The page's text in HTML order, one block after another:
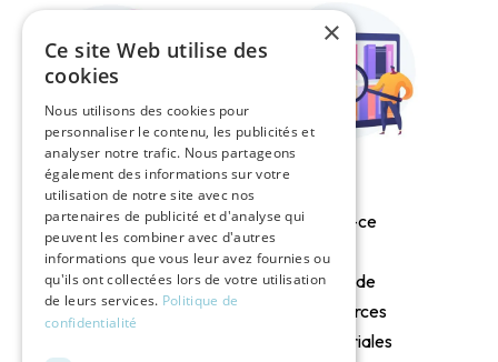
Solutions de
soutien
psychologique
pour l’aidant
Qu’est-ce
qu’un
Centre de
Ressources
Territoriales
×
Ce site Web utilise des
cookies
Nous utilisons des cookies pour
personnaliser le contenu, les publicités et
analyser notre trafic. Nous partageons
également des informations sur votre
utilisation de notre site avec nos
partenaires de publicité et d'analyse qui
peuvent les combiner avec d'autres
informations que vous leur avez fournies ou
qu'ils ont collectées lors de votre utilisation
de leurs services. Politique de
confidentialité